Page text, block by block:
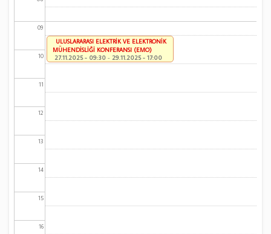
09
10
11
12
13
14
15
16
ULUSLARARASI ELEKTRİK VE ELEKTRONİK
MÜHENDİSLİĞİ KONFERANSI (EMO)
27.11.2025 - 09:30 - 29.11.2025 - 17:00